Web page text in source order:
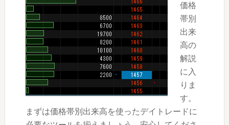
何
が
で
き
て
ど
ん
な
優
価格
帯別
出来
高の
解説
に入
りま
す。
まずは価格帯別出来高を使ったデイトレードに